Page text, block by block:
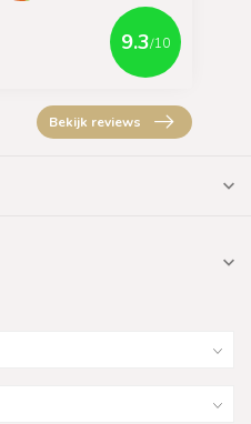
9.3/10
Bekijk reviews